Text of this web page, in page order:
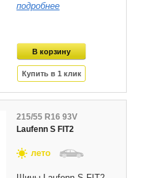
подробнее
215/55 R16 93V
Laufenn S FIT2
лето